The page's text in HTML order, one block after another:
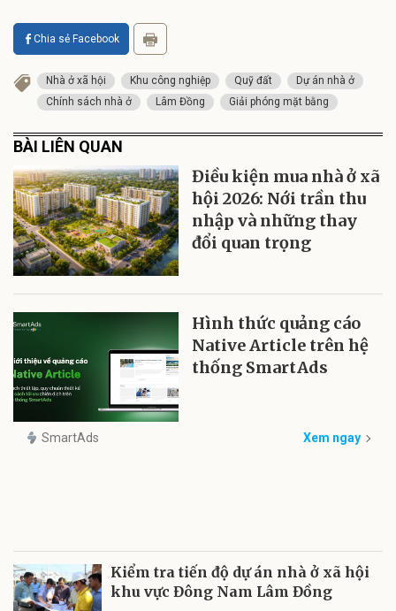
Chia sẻ Facebook
Nhà ở xã hội Khu công nghiệp Quỹ đất
Dự án nhà ở
Chính sách nhà ở
Lâm Đồng Giải phóng mặt bằng
BÀI LIÊN QUAN
Điều kiện mua nhà ở xã
hội 2026: Nới trần thu
nhập và những thay
đổi quan trọng
Hình thức quảng cáo
Native Article trên hệ
thống SmartAds
SmartAds Xem ngay
Kiểm tra tiến độ dự án nhà ở xã hội
khu vực Đông Nam Lâm Đồng